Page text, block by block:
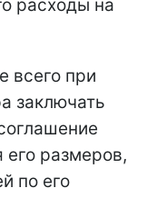
расходы на
всего при
заключать
его размеров,
по его